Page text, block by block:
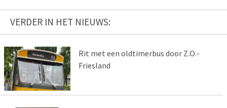
VERDER IN HET NIEUWS:
Rit met een oldtimerbus door Z.O.-
Friesland